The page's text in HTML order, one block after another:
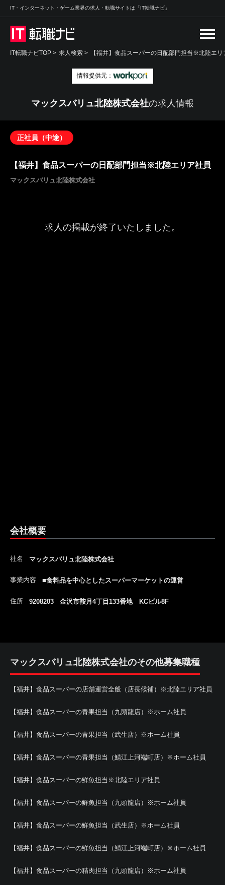
IT・インターネット・ゲーム業界の求人・転職サイトは「IT転職ナビ」
IT転職ナビTOP > 求人検索 > 【福井】食品スーパーの日配部門担当※北陸エ
情報提供元：
マックスバリュ北陸株式会社の求人情報
正社員（中途）
【福井】食品スーパーの日配部門担当※北陸エリア社員
マックスバリュ北陸株式会社
求人の掲載が終了いたしました。
会社概要
社名 マックスバリュ北陸株式会社
事業内容 ■食料品を中心としたスーパーマーケットの運営
住所 9208203 金沢市鞍月4丁目133番地 KCビル8F
マックスバリュ北陸株式会社のその他募集職種
【福井】食品スーパーの店舗運営全般（店長候補）※北陸エリア社員
【福井】食品スーパーの青果担当（九頭龍店）※ホーム社員
【福井】食品スーパーの青果担当（武生店）※ホーム社員
【福井】食品スーパーの青果担当（鯖江上河端町店）※ホーム社員
【福井】食品スーパーの鮮魚担当※北陸エリア社員
【福井】食品スーパーの鮮魚担当（九頭龍店）※ホーム社員
【福井】食品スーパーの鮮魚担当（武生店）※ホーム社員
【福井】食品スーパーの鮮魚担当（鯖江上河端町店）※ホーム社員
【福井】食品スーパーの精肉担当（九頭龍店）※ホーム社員